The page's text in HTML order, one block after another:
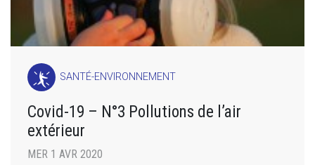
SANTÉ-ENVIRONNEMENT
Covid-19 – N°3 Pollutions de l’air
extérieur
MER 1 AVR 2020